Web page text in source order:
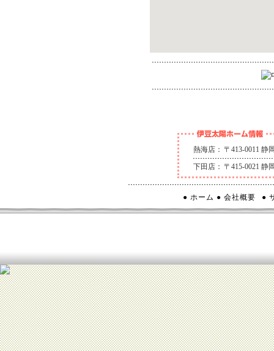
熱海店： 〒413-0011 静
下田店： 〒415-0021 静
● ホーム ● 会社概要 ●